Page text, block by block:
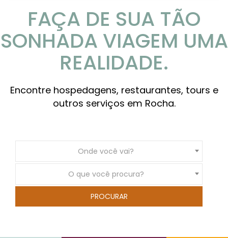
FAÇA DE SUA TÃO
SONHADA VIAGEM UMA
REALIDADE.
Encontre hospedagens, restaurantes, tours e
outros serviços em Rocha.
Onde você vai?
O que você procura?